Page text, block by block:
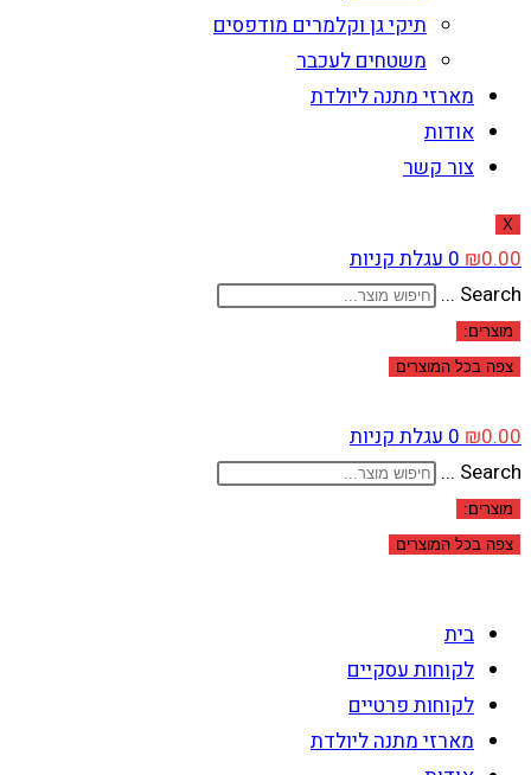
תיקי גן וקלמרים מודפסים
משטחים לעכבר
מארזי מתנה ליולדת
אודות
צור קשר
X
₪0.00
0עגלת קניות
Search ...
מוצרים:
צפה בכל המוצרים
₪0.00
0עגלת קניות
Search ...
מוצרים:
צפה בכל המוצרים
בית
לקוחות עסקיים
לקוחות פרטיים
מארזי מתנה ליולדת